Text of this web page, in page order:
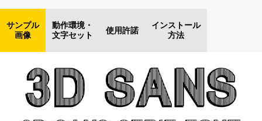
サンプル
画像
動作環境・
文字セット
使用許諾
インストール
方法